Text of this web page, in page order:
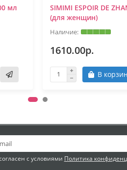
мл
SIMIMI ESPOIR DE
(для женщин)
1610.00р.
В
с условиями Политика